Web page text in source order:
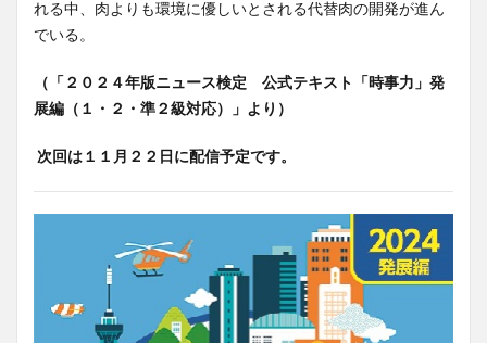
れる中、肉よりも環境に優しいとされる代替肉の開発が進ん
でいる。
（「２０２４年版ニュース検定 公式テキスト「時事力」発
展編（１・２・準２級対応）」より）
次回は１１月２２日に配信予定です。